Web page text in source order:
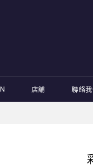
店舖 聯絡